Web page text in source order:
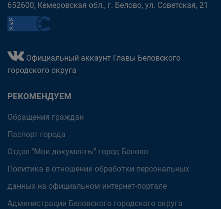
652600, Кемеровская обл., г. Белово, ул. Советская, 21
Официальный аккаунт Главы Беловского
городского округа
РЕКОМЕНДУЕМ
Обращения граждан
Паспорт города
Отдел "Мои документы" город Белово
Политика в отношении обработки персональных
данных на официальном интернет-портале
Администрации Беловского городского округа